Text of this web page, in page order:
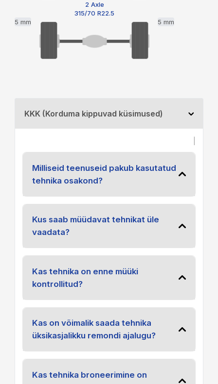
2 Axle
315/70 R22.5
5 mm
5 mm
KKK (Korduma kippuvad küsimused)
Milliseid teenuseid pakub kasutatud
tehnika osakond?
Kus saab müüdavat tehnikat üle
vaadata?
Kas tehnika on enne müüki
kontrollitud?
Kas on võimalik saada tehnika
üksikasjalikku remondi ajalugu?
Kas tehnika broneerimine on